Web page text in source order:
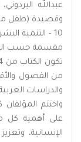
عبدالله
وقصيدة (طفل
10 - التنمية
مقسمة حسب
من الفصول
والدراسات العربية)، ورقم
واختتم المؤلفان
على أهمية كل
الإنسانية،